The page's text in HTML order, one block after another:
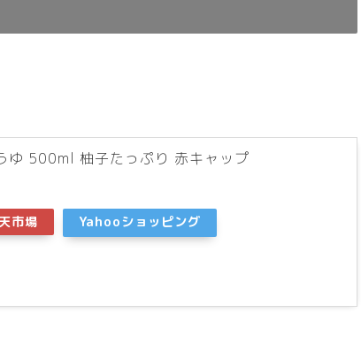
ゆ 500ml 柚子たっぷり 赤キャップ
市場 Yahooショッピング